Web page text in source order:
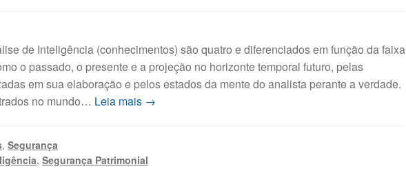
de Inteligência (conhecimentos) são quatro e diferenciados em função da faixa
o passado, o presente e a projeção no horizonte temporal futuro, pelas
em sua elaboração e pelos estados da mente do analista perante a verdade.
no mundo… Leia mais →
,Segurança
,Segurança Patrimonial